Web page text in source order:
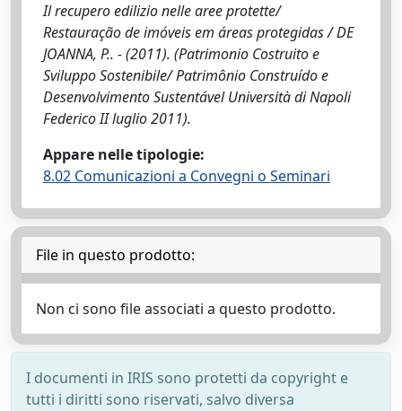
Il recupero edilizio nelle aree protette/
Restauração de imóveis em áreas protegidas / DE
JOANNA, P.. - (2011). (Patrimonio Costruito e
Sviluppo Sostenibile/ Patrimônio Construído e
Desenvolvimento Sustentável Università di Napoli
Federico II luglio 2011).
Appare nelle tipologie:
8.02 Comunicazioni a Convegni o Seminari
File in questo prodotto:
Non ci sono file associati a questo prodotto.
I documenti in IRIS sono protetti da copyright e
tutti i diritti sono riservati, salvo diversa